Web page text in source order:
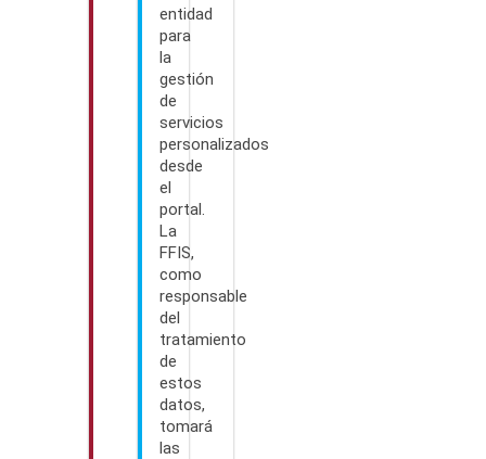
entidad
para
la
gestión
de
servicios
personalizados
desde
el
portal.
La
FFIS,
como
responsable
del
tratamiento
de
estos
datos,
tomará
las